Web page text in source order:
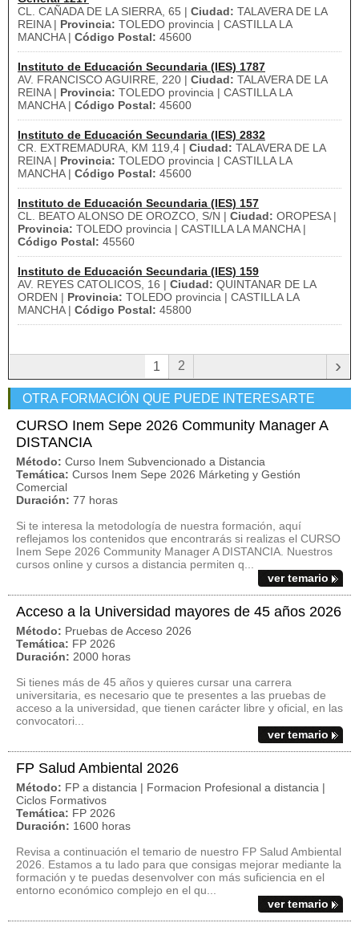
CL. CAÑADA DE LA SIERRA, 65 | Ciudad: TALAVERA DE LA
REINA | Provincia: TOLEDO provincia | CASTILLA LA
MANCHA | Código Postal: 45600
Instituto de Educación Secundaria (IES) 1787
AV. FRANCISCO AGUIRRE, 220 | Ciudad: TALAVERA DE LA
REINA | Provincia: TOLEDO provincia | CASTILLA LA
MANCHA | Código Postal: 45600
Instituto de Educación Secundaria (IES) 2832
CR. EXTREMADURA, KM 119,4 | Ciudad: TALAVERA DE LA
REINA | Provincia: TOLEDO provincia | CASTILLA LA
MANCHA | Código Postal: 45600
Instituto de Educación Secundaria (IES) 157
CL. BEATO ALONSO DE OROZCO, S/N | Ciudad: OROPESA |
Provincia: TOLEDO provincia | CASTILLA LA MANCHA |
Código Postal: 45560
Instituto de Educación Secundaria (IES) 159
AV. REYES CATOLICOS, 16 | Ciudad: QUINTANAR DE LA
ORDEN | Provincia: TOLEDO provincia | CASTILLA LA
MANCHA | Código Postal: 45800
1 2 ›
OTRA FORMACIÓN QUE PUEDE INTERESARTE
CURSO Inem Sepe 2026 Community Manager A
DISTANCIA
Método: Curso Inem Subvencionado a Distancia
Temática: Cursos Inem Sepe 2026 Márketing y Gestión
Comercial
Duración: 77 horas
Si te interesa la metodología de nuestra formación, aquí
reflejamos los contenidos que encontrarás si realizas el CURSO
Inem Sepe 2026 Community Manager A DISTANCIA. Nuestros
cursos online y cursos a distancia permiten q...
ver temario
Acceso a la Universidad mayores de 45 años 2026
Método: Pruebas de Acceso 2026
Temática: FP 2026
Duración: 2000 horas
Si tienes más de 45 años y quieres cursar una carrera
universitaria, es necesario que te presentes a las pruebas de
acceso a la universidad, que tienen carácter libre y oficial, en las
convocatori...
ver temario
FP Salud Ambiental 2026
Método: FP a distancia | Formacion Profesional a distancia |
Ciclos Formativos
Temática: FP 2026
Duración: 1600 horas
Revisa a continuación el temario de nuestro FP Salud Ambiental
2026. Estamos a tu lado para que consigas mejorar mediante la
formación y te puedas desenvolver con más suficiencia en el
entorno económico complejo en el qu...
ver temario